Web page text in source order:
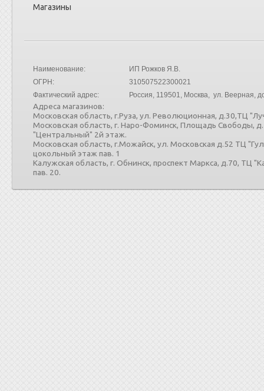
Магазины
Наименование:
ИП Рожков Я.В.
ОГРН:
310507522300021
Фактический адрес:
Россия, 119501, Москва, ул. Веерная,
Адреса магазинов:
Московская область, г.Руза, ул. Революционная, д.30,ТЦ
Московская область, г. Наро-Фоминск, Площадь Свободы,
"Центральный" 2й этаж.
Московская область, г.Можайск, ул. Московская д.52 ТЦ
цокольный этаж пав. 1
Калужская область, г. Обнинск, проспект Маркса, д.70, ТЦ
пав. 20.